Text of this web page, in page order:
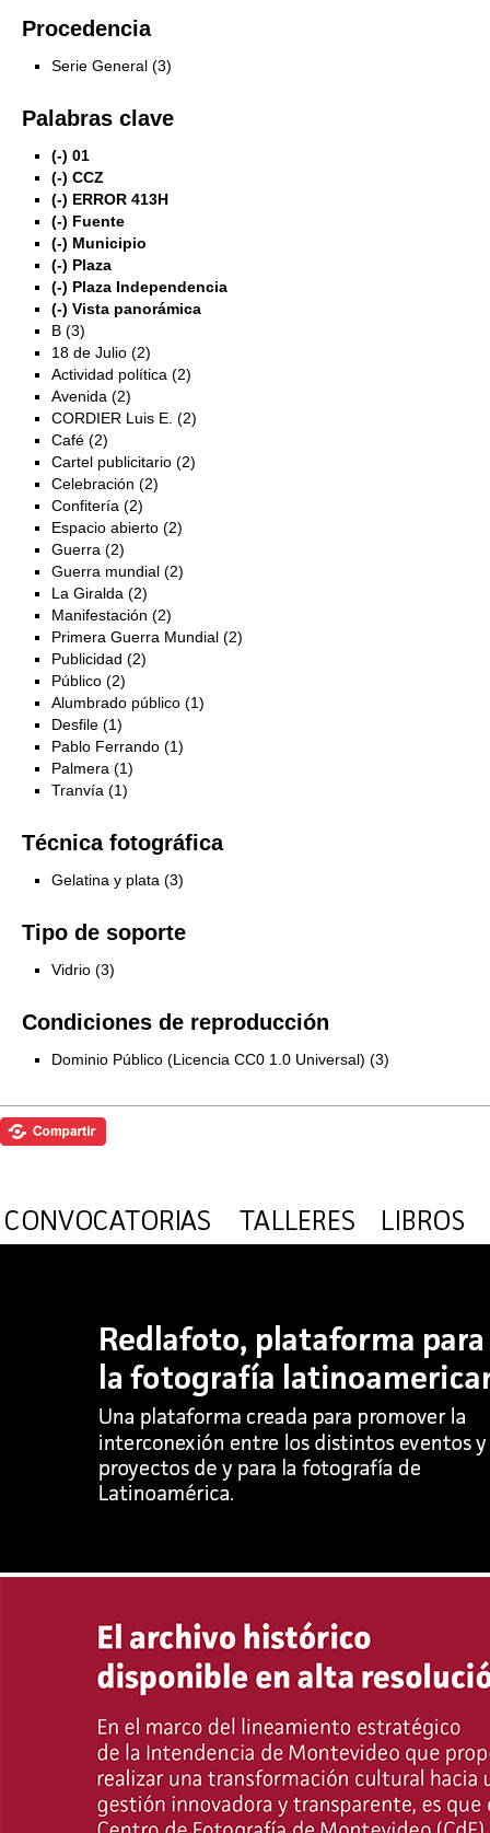
Procedencia
Serie General (3)
Palabras clave
(-) 01
(-) CCZ
(-) ERROR 413H
(-) Fuente
(-) Municipio
(-) Plaza
(-) Plaza Independencia
(-) Vista panorámica
B (3)
18 de Julio (2)
Actividad política (2)
Avenida (2)
CORDIER Luis E. (2)
Café (2)
Cartel publicitario (2)
Celebración (2)
Confitería (2)
Espacio abierto (2)
Guerra (2)
Guerra mundial (2)
La Giralda (2)
Manifestación (2)
Primera Guerra Mundial (2)
Publicidad (2)
Público (2)
Alumbrado público (1)
Desfile (1)
Pablo Ferrando (1)
Palmera (1)
Tranvía (1)
Técnica fotográfica
Gelatina y plata (3)
Tipo de soporte
Vidrio (3)
Condiciones de reproducción
Dominio Público (Licencia CC0 1.0 Universal) (3)